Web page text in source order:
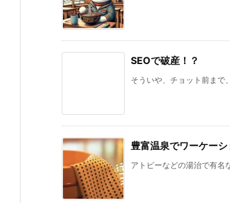
SEOで破産！？
そういや、チョット前まで
豊富温泉でワーケー
アトピーなどの湯治で有名